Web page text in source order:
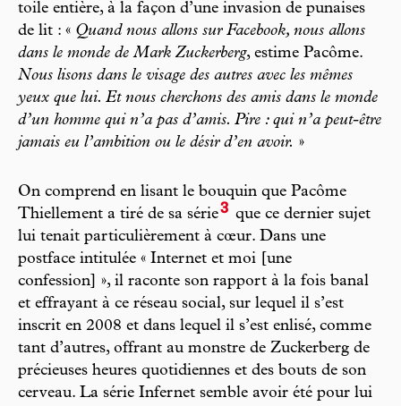
toile entière, à la façon d’une invasion de punaises
de lit : « Quand nous allons sur Facebook, nous allons
dans le monde de Mark Zuckerberg, estime Pacôme.
Nous lisons dans le visage des autres avec les mêmes
yeux que lui. Et nous cherchons des amis dans le monde
d’un homme qui n’a pas d’amis. Pire : qui n’a peut-être
jamais eu l’ambition ou le désir d’en avoir. »
On comprend en lisant le bouquin que Pacôme
Thiellement a tiré de sa série3 que ce dernier sujet
lui tenait particulièrement à cœur. Dans une
postface intitulée « Internet et moi [une
confession] », il raconte son rapport à la fois banal
et effrayant à ce réseau social, sur lequel il s’est
inscrit en 2008 et dans lequel il s’est enlisé, comme
tant d’autres, offrant au monstre de Zuckerberg de
précieuses heures quotidiennes et des bouts de son
cerveau. La série Infernet semble avoir été pour lui